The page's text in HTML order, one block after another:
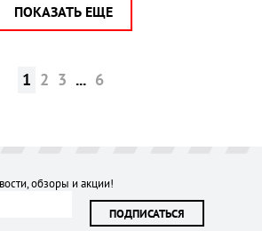
ПОКАЗАТЬ ЕЩЕ
1 2 3 ... 6
обзоры и акции!
ПОДПИСАТЬСЯ